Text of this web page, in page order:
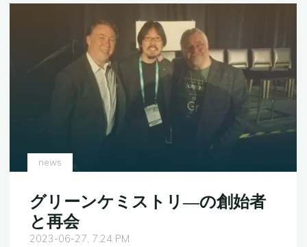
on
Green
and
Sustainable
Chemistry
and
Engineering
に
ま
し
news
グリーンケミストリ―の創始者
と再会
2023-06-27, 7:24 PM